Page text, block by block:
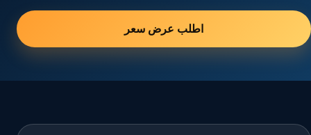
اطلب عرض سعر